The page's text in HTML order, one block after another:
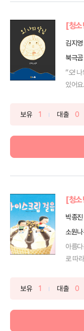
[청
김지영
북극곰
“오!
있어
보유 1 대출 0
[청
박종
소원
아름
로 따
보유 1 대출 0